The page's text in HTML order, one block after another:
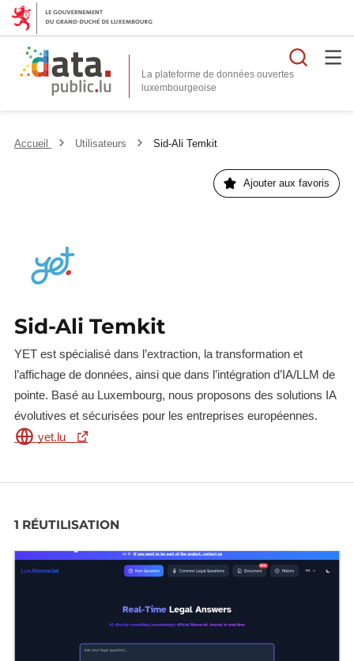
La plateforme de données ouvertes
Accueil Utilisateurs Sid-Ali Temkit
Ajouter aux favoris
Sid-Ali Temkit
YET est spécialisé dans l’extraction, la transformation et
l’affichage de données, ainsi que dans l’intégration d’IA/LLM de
pointe. Basé au Luxembourg, nous proposons des solutions IA
évolutives et sécurisées pour les entreprises européennes.
yet.lu
1 RÉUTILISATION